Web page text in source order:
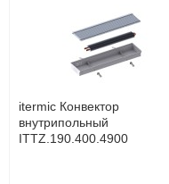
4 910
Подробнее
SGL.800.340 цвета
Подробнее
itermic Конвектор
внутрипольный
ITTZ.190.400.4900